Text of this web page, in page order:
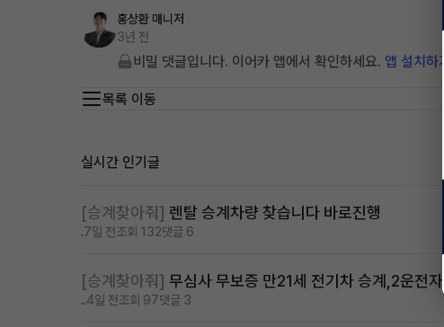
홍상환 매니저
3년 전
비밀 댓글입니다. 이어카 앱에서 확인하세요. 앱 설치하기
목록 이동
실시간 인기글
[승계찾아줘] 렌탈 승계차량 찾습니다 바로진행
.7일 전조회 132댓글 6
[승계찾아줘] 무심사 무보증 만21세 전기차 승계,2운전자
..4일 전조회 97댓글 3